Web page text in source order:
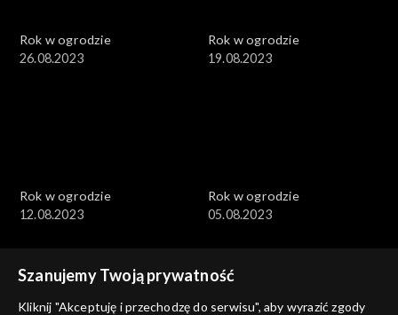
Rok w ogrodzie
26.08.2023
Rok w ogrodzie
19.08.2023
Rok w ogrodzie
12.08.2023
Rok w ogrodzie
05.08.2023
Szanujemy Twoją prywatność
Kliknij "Akceptuję i przechodzę do serwisu", aby wyrazić zgody